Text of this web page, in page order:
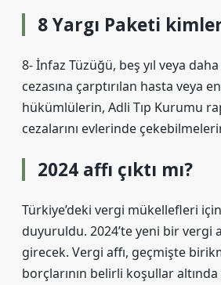
8 Yargı Paketi
8- İnfaz Tüzüğü, beş yıl veya
cezasına çarptırılan hasta veya
hükümlülerin, Adli Tıp Kurumu
cezalarını evlerinde
2024 affı çıktı mı?
Türkiye’deki vergi mükellefleri
duyuruldu. 2024’te yeni bir vergi
girecek. Vergi affı, geçmişte
borçlarının belirli koşullar